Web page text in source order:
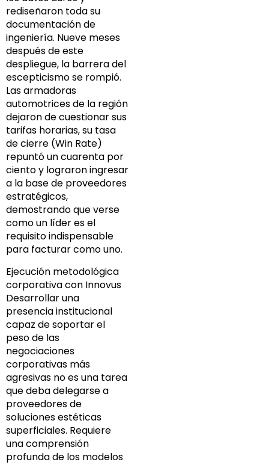
rediseñaron toda su
documentación de
ingeniería. Nueve meses
después de este
despliegue, la barrera del
escepticismo se rompió.
Las armadoras
automotrices de la región
dejaron de cuestionar sus
tarifas horarias, su tasa
de cierre (Win Rate)
repuntó un cuarenta por
ciento y lograron ingresar
a la base de proveedores
estratégicos,
demostrando que verse
como un líder es el
requisito indispensable
para facturar como uno.
Ejecución metodológica
corporativa con Innovus
Desarrollar una
presencia institucional
capaz de soportar el
peso de las
negociaciones
corporativas más
agresivas no es una tarea
que deba delegarse a
proveedores de
soluciones estéticas
superficiales. Requiere
una comprensión
profunda de los modelos